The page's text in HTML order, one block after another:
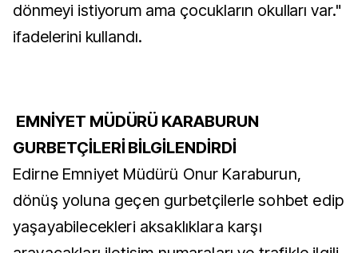
dönmeyi istiyorum ama çocukların okulları var."
ifadelerini kullandı.
EMNİYET MÜDÜRÜ KARABURUN
GURBETÇİLERİ BİLGİLENDİRDİ
Edirne Emniyet Müdürü Onur Karaburun,
dönüş yoluna geçen gurbetçilerle sohbet edip
yaşayabilecekleri aksaklıklara karşı